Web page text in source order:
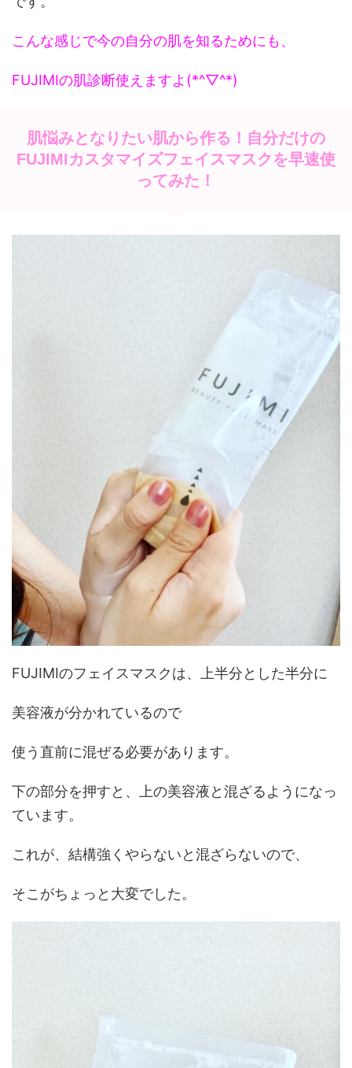
こんな感じで今の自分の肌を知るためにも、
FUJIMIの肌診断使えますよ(*^▽^*)
肌悩みとなりたい肌から作る！自分だけの
FUJIMIカスタマイズフェイスマスクを早速使
ってみた！
FUJIMIのフェイスマスクは、上半分とした半分に
美容液が分かれているので
使う直前に混ぜる必要があります。
下の部分を押すと、上の美容液と混ざるようになっ
ています。
これが、結構強くやらないと混ざらないので、
そこがちょっと大変でした。